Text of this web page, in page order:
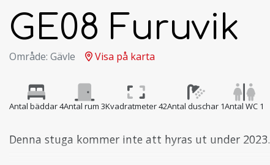
GE08 Furuvik
Område: Gävle Visa på karta
Antal bäddar 4Antal rum 3Kvadratmeter 42Antal duschar 1Antal WC 1
Denna stuga kommer inte att hyras ut under 2023.